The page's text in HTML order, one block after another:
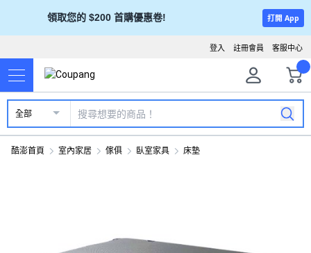
領取您的 $200 首購優惠卷! 打開 App
客服中心
註冊會員
登入
全部
酷澎首頁 室內家居 傢俱 臥室家具 床墊